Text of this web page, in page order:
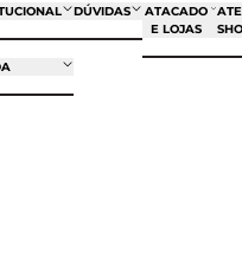
DÚVIDAS
ATACADO
E LOJAS